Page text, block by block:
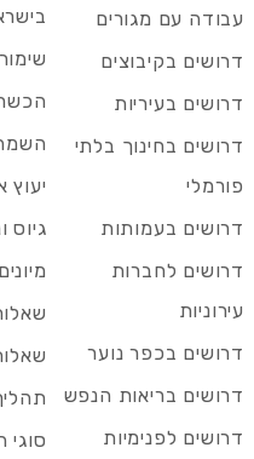
עבודה עם מגורים
דרושים בקיבוצים
דרושים בעיריות
דרושים בחינוך בלתי
פורמלי
דרושים בעמותות
דרושים לחברות
עירוניות
דרושים בכפר נוער
דרושים בריאות הנפש
דרושים לפנימיות
יעוץ
גיוס
סוגי